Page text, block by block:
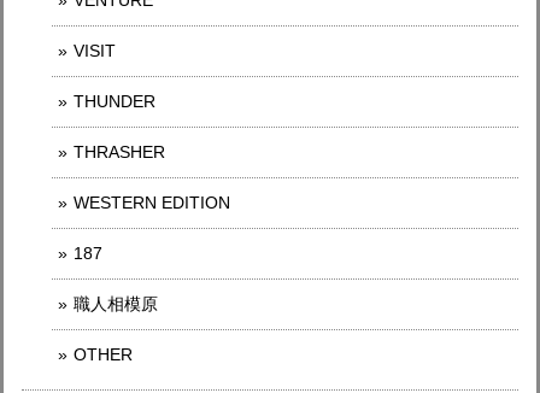
VISIT
THUNDER
THRASHER
WESTERN EDITION
187
職人相模原
OTHER